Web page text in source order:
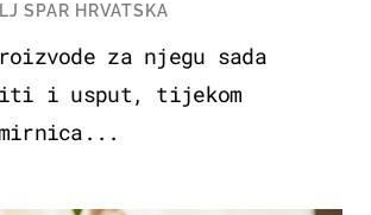
SPAR HRVATSKA
za njegu sada
i usput, tijekom